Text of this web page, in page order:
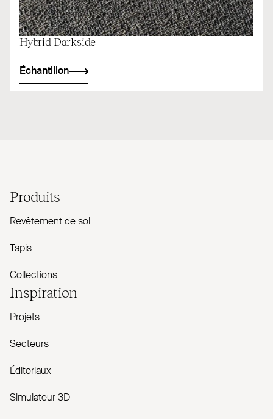
Hybrid Darkside
Échantillon
Produits
Revêtement de sol
Tapis
Collections
Inspiration
Projets
Secteurs
Éditoriaux
Simulateur 3D